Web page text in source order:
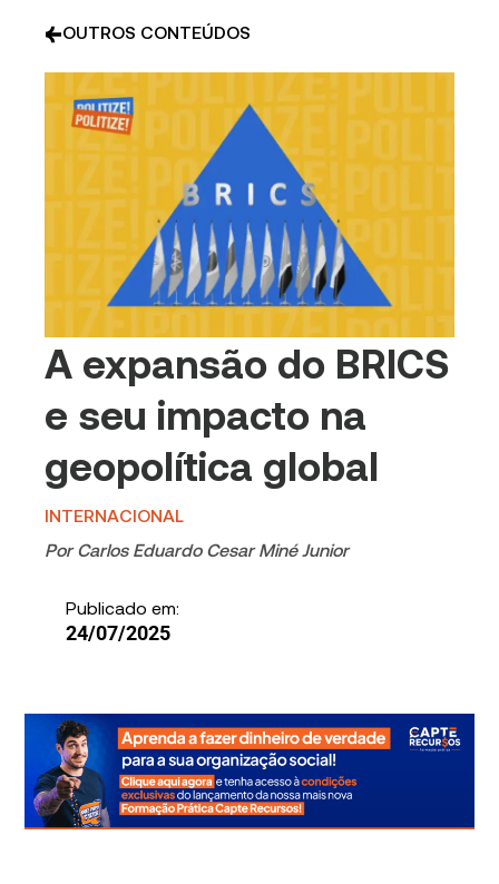
OUTROS CONTEÚDOS
A expansão do BRICS
e seu impacto na
geopolítica global
INTERNACIONAL
Por Carlos Eduardo Cesar Miné Junior
Publicado em:
24/07/2025